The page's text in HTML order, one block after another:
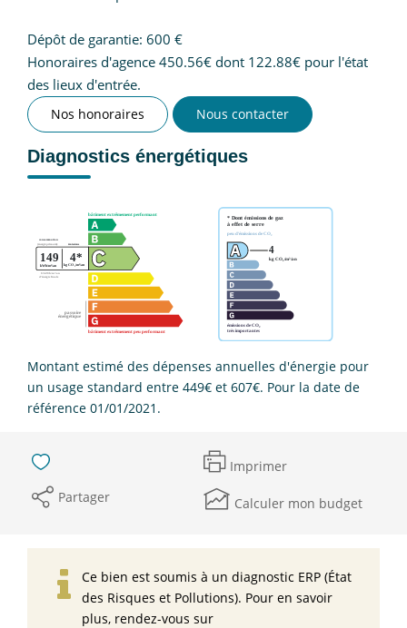
Dépôt de garantie: 600 €
Honoraires d'agence 450.56€ dont 122.88€ pour l'état
des lieux d'entrée.
Nos honoraires Nous contacter
Diagnostics énergétiques
Montant estimé des dépenses annuelles d'énergie pour
un usage standard entre 449€ et 607€. Pour la date de
référence 01/01/2021.
Imprimer
Partager
Calculer mon budget
Ce bien est soumis à un diagnostic ERP (État
des Risques et Pollutions). Pour en savoir
plus, rendez-vous sur